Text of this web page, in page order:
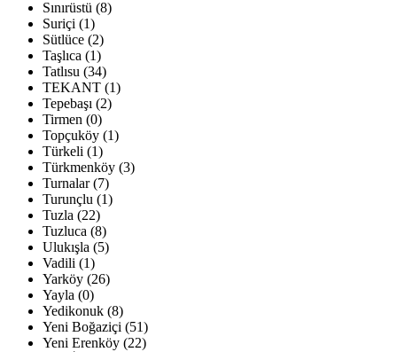
Sınırüstü (8)
Suriçi (1)
Sütlüce (2)
Taşlıca (1)
Tatlısu (34)
TEKANT (1)
Tepebaşı (2)
Tirmen (0)
Topçuköy (1)
Türkeli (1)
Türkmenköy (3)
Turnalar (7)
Turunçlu (1)
Tuzla (22)
Tuzluca (8)
Ulukışla (5)
Vadili (1)
Yarköy (26)
Yayla (0)
Yedikonuk (8)
Yeni Boğaziçi (51)
Yeni Erenköy (22)